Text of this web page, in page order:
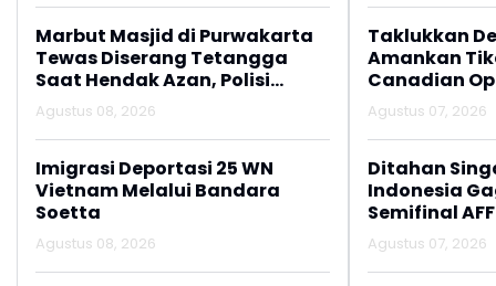
Marbut Masjid di Purwakarta
Tewas Diserang Tetangga
Saat Hendak Azan, Polisi
Amankan Barang Bukti Sajam
Agustus 08, 2026
Imigrasi Deportasi 25 WN
Vietnam Melalui Bandara
Soetta
Agustus 08, 2026
Taklukkan
Amankan
Canadian
Agustus 07, 2026
Ditahan
Indonesia
Semifinal
Agustus 07, 2026